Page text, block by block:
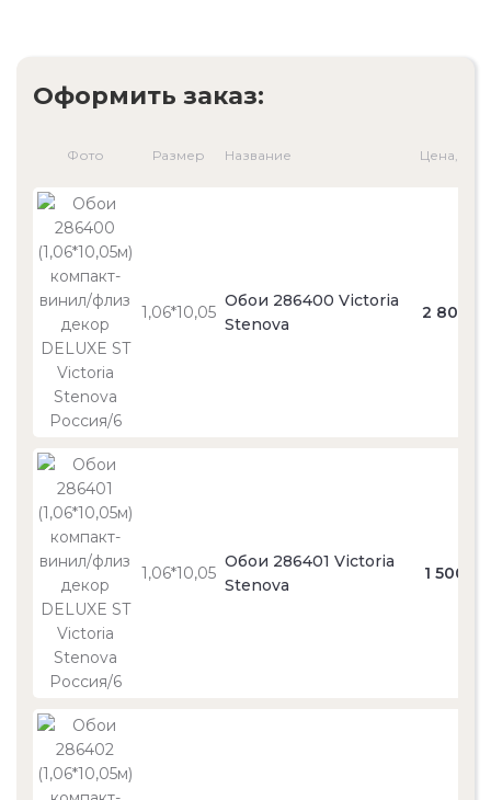
Оформить заказ:
Фото Размер Название Цена, ₽
1,06*10,05
Обои 286400 Victoria
Stenova
2 800
1,06*10,05
Обои 286401 Victoria
Stenova
1 500